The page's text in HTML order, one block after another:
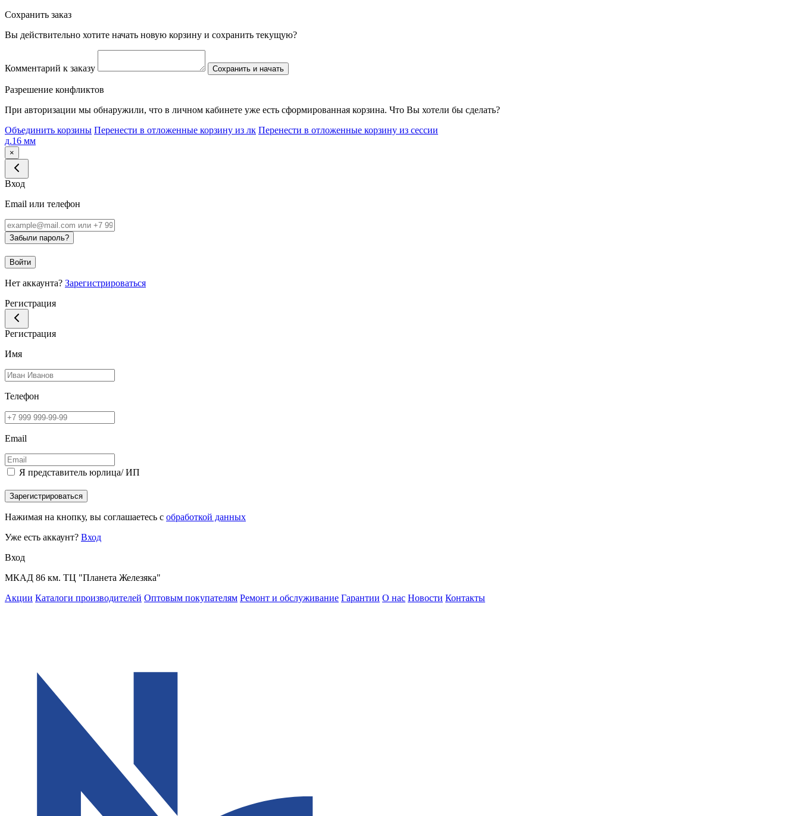
Сохранить заказ
Вы действительно хотите начать новую корзину и сохранить текущую?
Комментарий к заказу Сохранить и начать
Разрешение конфликтов
При авторизации мы обнаружили, что в личном кабинете уже есть сформированная корзина. Что Вы хотели бы сделать?
Объединить корзины Перенести в отложенные корзину из лк Перенести в отложенные корзину из сессии
д.16 мм
×
Вход
Email или телефон
Забыли пароль?
Войти
Нет аккаунта? Зарегистрироваться
Регистрация
Регистрация
Имя
Телефон
Email
Я представитель юрлица/ ИП
Зарегистрироваться
Нажимая на кнопку, вы соглашаетесь с обработкой данных
Уже есть аккаунт? Вход
Вход
МКАД 86 км. ТЦ "Планета Железяка"
Акции Каталоги производителей Оптовым покупателям Ремонт и обслуживание Гарантии О нас Новости Контакты